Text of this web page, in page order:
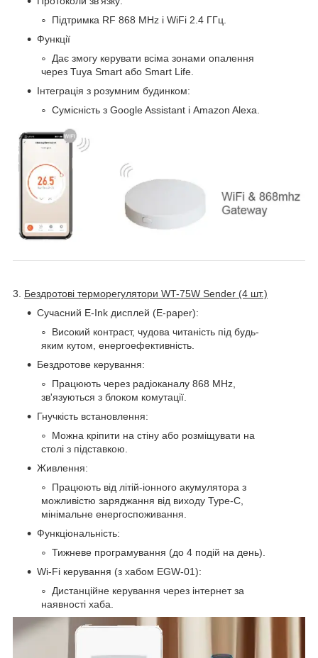
Підтримка RF 868 MHz і WiFi 2.4 ГГц.
Функції
Дає змогу керувати всіма зонами опалення
через Tuya Smart або Smart Life.
Інтеграція з розумним будинком:
Сумісність з Google Assistant і Amazon Alexa.
3. Бездротові терморегулятори WT-75W Sender (4 шт.)
Сучасний E-Ink дисплей (E-paper):
Високий контраст, чудова читаність під будь-
яким кутом, енергоефективність.
Бездротове керування:
Працюють через радіоканалу 868 MHz,
зв'язуються з блоком комутації.
Гнучкість встановлення:
Можна кріпити на стіну або розміщувати на
столі з підставкою.
Живлення:
Працюють від літій-іонного акумулятора з
можливістю заряджання від виходу Type-C,
мінімальне енергоспоживання.
Функціональність:
Тижневе програмування (до 4 подій на день).
Wi-Fi керування (з хабом EGW-01):
Дистанційне керування через інтернет за
наявності хаба.